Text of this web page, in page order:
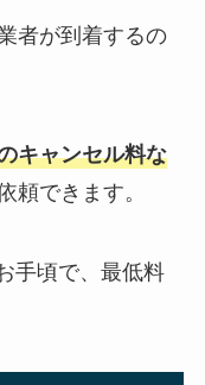
者が到着するの
キャンセル料な
頼できます。
手頃で、最低料